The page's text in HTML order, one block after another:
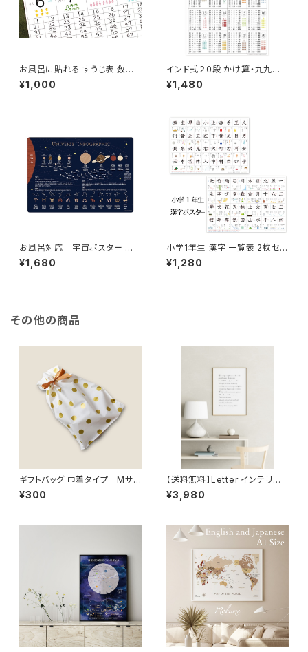
お風呂に貼れる すうじ表 数字
表 かず Ａ3サイズ 角丸 インテ
リア ポスター
¥1,000
インド式２０段 かけ算・九九表
ポスター 知育
¥1,480
お風呂対応 宇宙ポスター 太
陽系 惑星 B3サイズ インテリ
ア 小学 受験
¥1,680
小学1年生 漢字 一覧表 2枚セッ
ト お風呂ポスター 国語 こくご
Ａ3サイズ
¥1,280
その他の商品
ギフトバッグ 巾着タイプ Mサイ
ズ
¥300
【送料無料】Letter インテリア
ポスター北欧 おしゃれ 絵画 絵
壁掛け モダン オーダー【受注生
¥3,980